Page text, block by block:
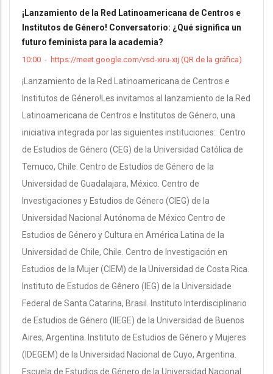
¡Lanzamiento de la Red Latinoamericana de Centros e
Institutos de Género! Conversatorio: ¿Qué significa un
futuro feminista para la academia?
10:00 - https://meet.google.com/vsd-xiru-xij (QR de la gráfica)
¡Lanzamiento de la Red Latinoamericana de Centros e
Institutos de Género!Les invitamos al lanzamiento de la Red
Latinoamericana de Centros e Institutos de Género, una
iniciativa integrada por las siguientes instituciones: Centro
de Estudios de Género (CEG) de la Universidad Católica de
Temuco, Chile. Centro de Estudios de Género de la
Universidad de Guadalajara, México. Centro de
Investigaciones y Estudios de Género (CIEG) de la
Universidad Nacional Autónoma de México Centro de
Estudios de Género y Cultura en América Latina de la
Universidad de Chile, Chile. Centro de Investigación en
Estudios de la Mujer (CIEM) de la Universidad de Costa Rica.
Instituto de Estudos de Gênero (IEG) de la Universidade
Federal de Santa Catarina, Brasil. Instituto Interdisciplinario
de Estudios de Género (IIEGE) de la Universidad de Buenos
Aires, Argentina. Instituto de Estudios de Género y Mujeres
(IDEGEM) de la Universidad Nacional de Cuyo, Argentina.
Escuela de Estudios de Género de la Universidad Nacional